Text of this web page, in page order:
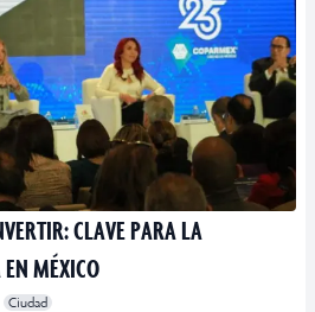
CLAVE PARA LA
MÉXICO
Ciudad